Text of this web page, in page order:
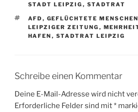
STADT LEIPZIG , STADTRAT
SCHLAGWÖRTER
AFD , GEFLÜCHTETE MENSCHEN
LEIPZIGER ZEITUNG ,
HAFEN , STADTRAT LEIPZIG
Schreibe einen Kommentar
Deine E-Mail-Adresse wird nicht
Erforderliche Felder sind mit*